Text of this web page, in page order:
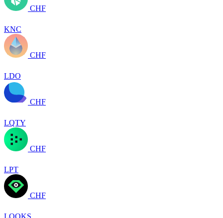
CHF
KNC
CHF
LDO
CHF
LQTY
CHF
LPT
CHF
LOOKS